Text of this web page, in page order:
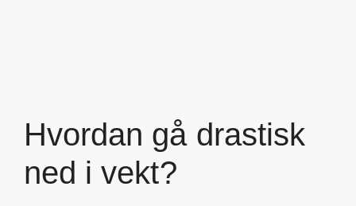
Hvordan gå drastisk
ned i vekt?